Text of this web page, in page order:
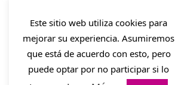
Este sitio web utiliza cookies para
mejorar su experiencia. Asumiremos
que está de acuerdo con esto, pero
puede optar por no participar si lo